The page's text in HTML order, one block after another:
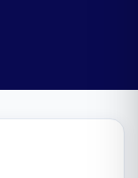
Español